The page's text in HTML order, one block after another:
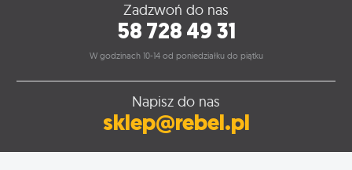
Zadzwoń do nas
58 728 49 31
W godzinach 10-14 od poniedziałku do piątku
Napisz do nas
sklep@rebel.pl